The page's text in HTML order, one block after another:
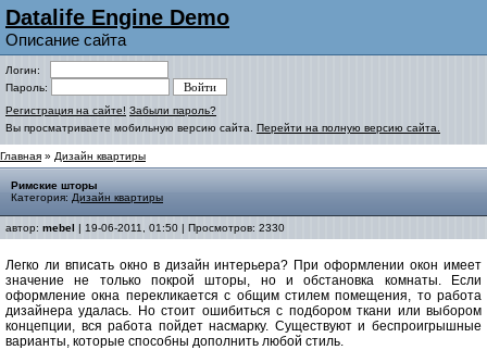
Datalife Engine Demo
Описание сайта
Логин:
Пароль:
Регистрация на сайте! Забыли пароль?
Вы просматриваете мобильную версию сайта. Перейти на полную версию сайта.
Главная » Дизайн квартиры
Римские шторы
Категория: Дизайн квартиры
автор: mebel | 19-06-2011, 01:50 | Просмотров: 2330
Легко ли вписать окно в дизайн интерьера? При оформлении окон имеет
значение не только покрой шторы, но и обстановка комнаты. Если
оформление окна перекликается с общим стилем помещения, то работа
дизайнера удалась. Но стоит ошибиться с подбором ткани или выбором
концепции, вся работа пойдет насмарку. Существуют и беспроигрышные
варианты, которые способны дополнить любой стиль.